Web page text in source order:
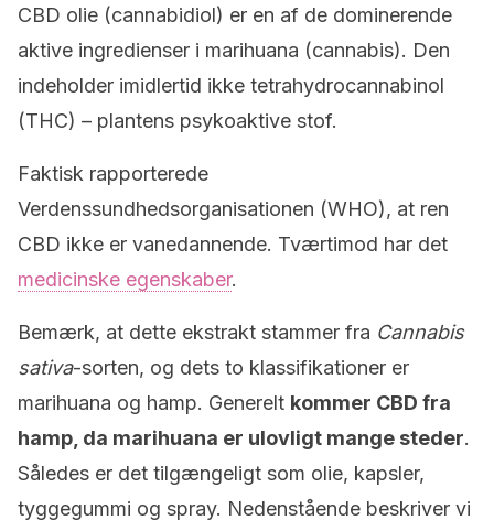
CBD olie (cannabidiol) er en af de dominerende
aktive ingredienser i marihuana (cannabis). Den
indeholder imidlertid ikke tetrahydrocannabinol
(THC) – plantens psykoaktive stof.
Faktisk rapporterede
Verdenssundhedsorganisationen (WHO), at ren
CBD ikke er vanedannende. Tværtimod har det
medicinske egenskaber.
Bemærk, at dette ekstrakt stammer fra Cannabis
sativa-sorten, og dets to klassifikationer er
marihuana og hamp. Generelt kommer CBD fra
hamp, da marihuana er ulovligt mange steder.
Således er det tilgængeligt som olie, kapsler,
tyggegummi og spray. Nedenstående beskriver vi